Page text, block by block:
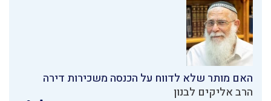
האם מותר שלא לדווח על הכנסה משכירות דירה
הרב אליקים לבנון